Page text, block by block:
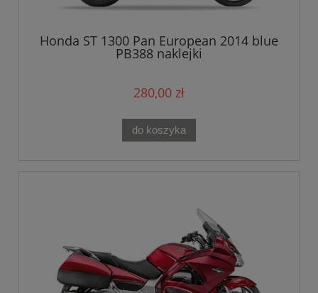
Honda ST 1300 Pan European 2014 blue
PB388 naklejki
280,00 zł
do koszyka